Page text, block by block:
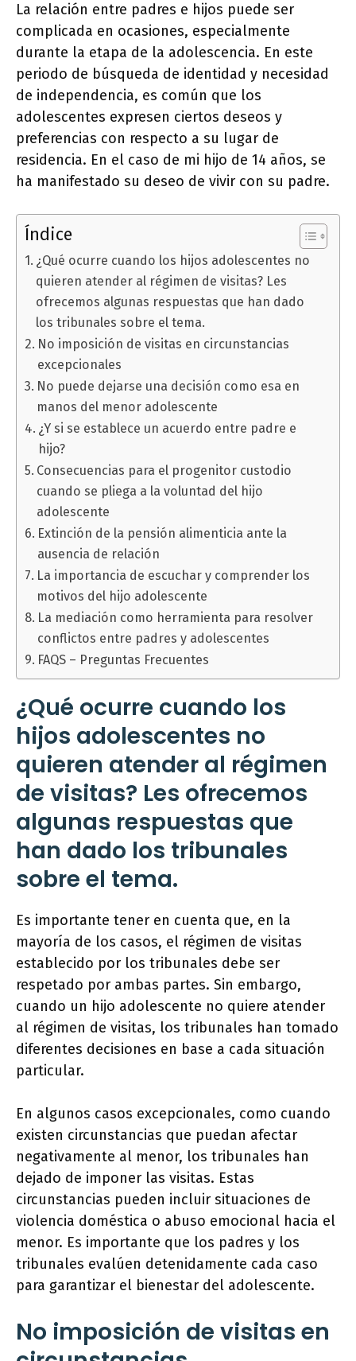
La relación entre padres e hijos puede ser
complicada en ocasiones, especialmente
durante la etapa de la adolescencia. En este
periodo de búsqueda de identidad y necesidad
de independencia, es común que los
adolescentes expresen ciertos deseos y
preferencias con respecto a su lugar de
residencia. En el caso de mi hijo de 14 años, se
ha manifestado su deseo de vivir con su padre.
Índice
¿Qué ocurre cuando los hijos adolescentes no
quieren atender al régimen de visitas? Les
ofrecemos algunas respuestas que han dado
los tribunales sobre el tema.
No imposición de visitas en circunstancias
excepcionales
No puede dejarse una decisión como esa en
manos del menor adolescente
¿Y si se establece un acuerdo entre padre e
hijo?
Consecuencias para el progenitor custodio
cuando se pliega a la voluntad del hijo
adolescente
Extinción de la pensión alimenticia ante la
ausencia de relación
La importancia de escuchar y comprender los
motivos del hijo adolescente
La mediación como herramienta para resolver
conflictos entre padres y adolescentes
FAQS – Preguntas Frecuentes
¿Qué ocurre cuando los
hijos adolescentes no
quieren atender al régimen
de visitas? Les ofrecemos
algunas respuestas que
han dado los tribunales
sobre el tema.
Es importante tener en cuenta que, en la
mayoría de los casos, el régimen de visitas
establecido por los tribunales debe ser
respetado por ambas partes. Sin embargo,
cuando un hijo adolescente no quiere atender
al régimen de visitas, los tribunales han tomado
diferentes decisiones en base a cada situación
particular.
En algunos casos excepcionales, como cuando
existen circunstancias que puedan afectar
negativamente al menor, los tribunales han
dejado de imponer las visitas. Estas
circunstancias pueden incluir situaciones de
violencia doméstica o abuso emocional hacia el
menor. Es importante que los padres y los
tribunales evalúen detenidamente cada caso
para garantizar el bienestar del adolescente.
No imposición de visitas en